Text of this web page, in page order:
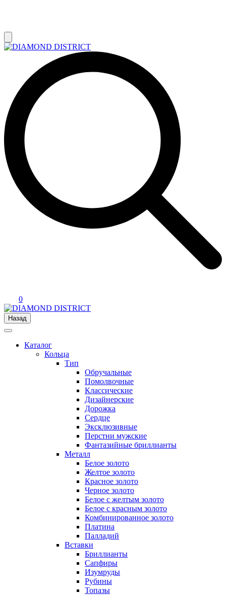
0
Назад
Каталог
Кольца
Тип
Обручальные
Помолвочные
Классические
Дизайнерские
Дорожка
Сердце
Эксклюзивные
Перстни мужские
Фантазийные бриллианты
Металл
Белое золото
Желтое золото
Красное золото
Черное золото
Белое с желтым золото
Белое с красным золото
Комбинированное золото
Платина
Палладий
Вставки
Бриллианты
Сапфиры
Изумруды
Рубины
Топазы